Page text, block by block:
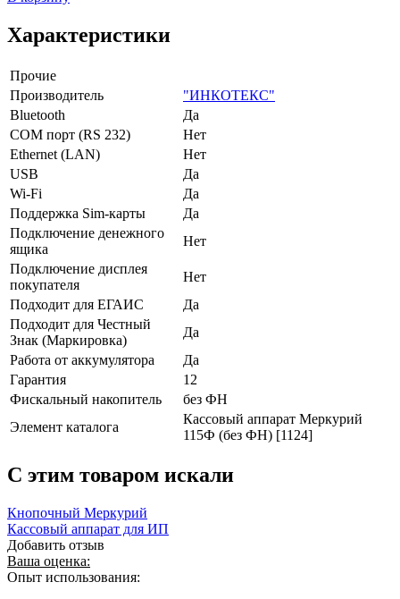
Характеристики
Прочие
Производитель
"ИНКОТЕКС"
Bluetooth
Да
COM порт (RS 232)
Нет
Ethernet (LAN)
Нет
USB
Да
Wi-Fi
Да
Поддержка Sim-карты
Да
Подключение денежного
ящика
Нет
Подключение дисплея
покупателя
Нет
Подходит для ЕГАИС
Да
Подходит для Честный
Знак (Маркировка)
Да
Работа от аккумулятора
Да
Гарантия
12
Фискальный накопитель
без ФН
Элемент каталога
Кассовый аппарат Меркурий
115Ф (без ФН) [1124]
C этим товаром искали
Кнопочный Меркурий
Кассовый аппарат для ИП
Добавить отзыв
Ваша оценка:
Опыт использования: